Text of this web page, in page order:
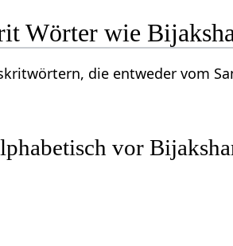
Wörter wie
die entweder vom
vor